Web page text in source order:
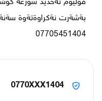
07705451404
0770XXX1404